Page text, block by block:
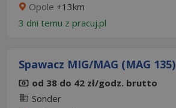
Opole +13km
3 dni temu z pracuj.pl
Spawacz MIG/MAG (MAG 135)
od 38 do 42 zł/godz. brutto
Sonder